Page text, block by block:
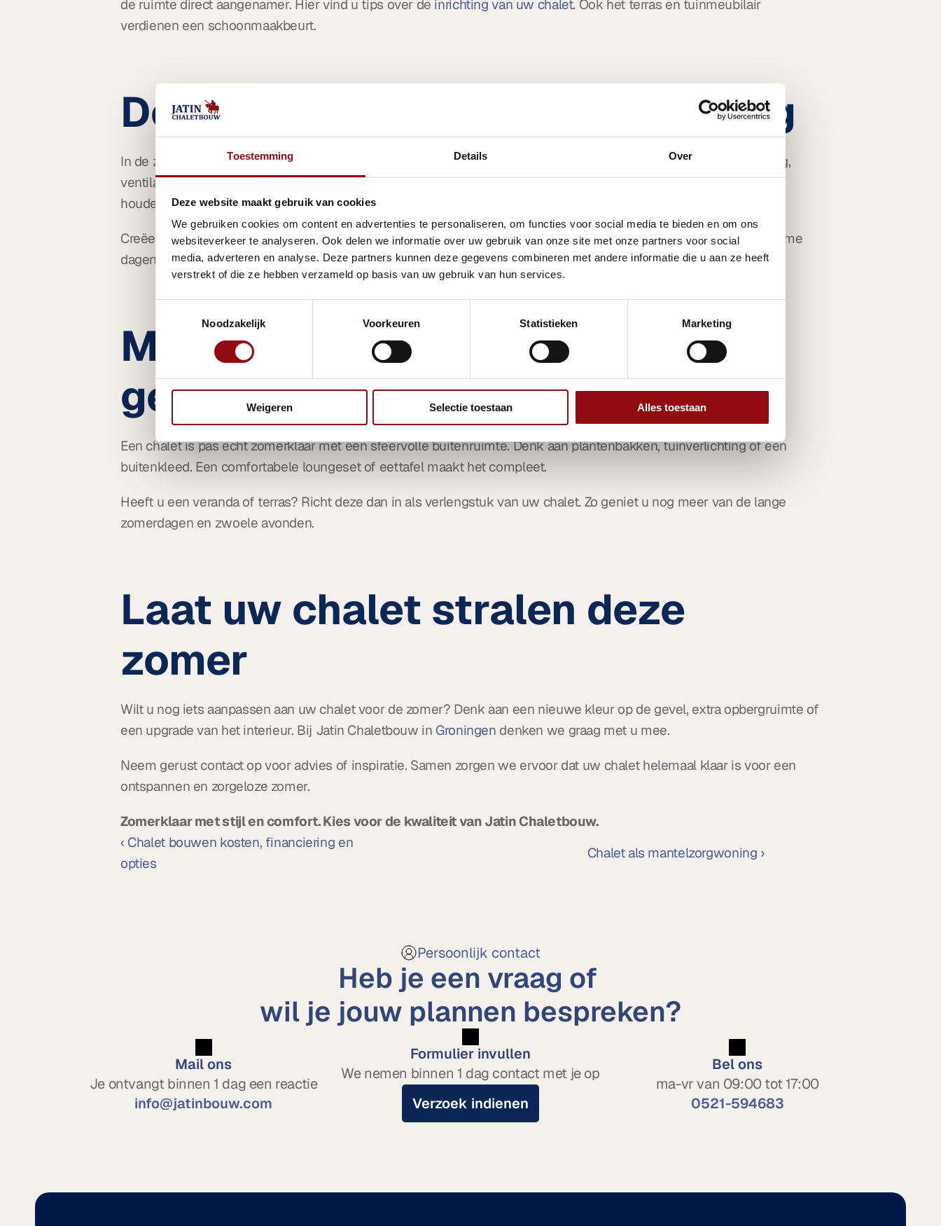
Toestemming Details Over
Deze website maakt gebruik van cookies
We gebruiken cookies om content en advertenties te personaliseren, om functies voor social media te bieden en om ons
websiteverkeer te analyseren. Ook delen we informatie over uw gebruik van onze site met onze partners voor social
media, adverteren en analyse. Deze partners kunnen deze gegevens combineren met andere informatie die u aan ze heeft
verstrekt of die ze hebben verzameld op basis van uw gebruik van hun services.
Noodzakelijk
Voorkeuren Statistieken Marketing
Weigeren Selectie toestaan Alles toestaan
de ruimte direct aangenamer. Hier vind u tips over de inrichting van uw chalet. Ook het terras en tuinmeubilair
verdienen een schoonmaakbeurt.
Denk aan schaduw en verkoeling
In de zomer kan het snel warm worden in een
. Zorg daarom voor voldoende verkoeling. Denk aan zonwering,
ventilatoren of airconditioning. Ook dakramen met zonwerende folie of gordijnen helpen om de warmte buiten te
houden.
Creëer buiten een fijne schaduwplek. Een overkapping, parasol of luifel maakt het terras extra comfortabel op warme
dagen. Zo kunt u ook overdag heerlijk buiten zitten.
Maak de tuin of buitenruimte
gezellig
Een chalet is pas echt zomerklaar met een sfeervolle buitenruimte. Denk aan plantenbakken, tuinverlichting of een
buitenkleed. Een comfortabele loungeset of eettafel maakt het compleet.
Heeft u een veranda of terras? Richt deze dan in als verlengstuk van uw chalet. Zo geniet u nog meer van de lange
zomerdagen en zwoele avonden.
Laat uw chalet stralen deze
zomer
Wilt u nog iets aanpassen aan uw chalet voor de zomer? Denk aan een nieuwe kleur op de gevel, extra opbergruimte of
een upgrade van het interieur. Bij Jatin Chaletbouw in Groningen denken we graag met u mee.
Neem gerust contact op voor advies of inspiratie. Samen zorgen we ervoor dat uw chalet helemaal klaar is voor een
ontspannen en zorgeloze zomer.
Zomerklaar met stijl en comfort. Kies voor de kwaliteit van Jatin Chaletbouw.
‹ Chalet bouwen kosten, financiering en
opties
Chalet als mantelzorgwoning ›
Persoonlijk contact
Heb je een vraag of
wil je jouw plannen bespreken?
Mail ons
Je ontvangt binnen 1 dag een reactie
info@jatinbouw.com
Formulier invullen
We nemen binnen 1 dag contact met je op
Verzoek indienen
Bel ons
ma-vr van 09:00 tot 17:00
0521-594683